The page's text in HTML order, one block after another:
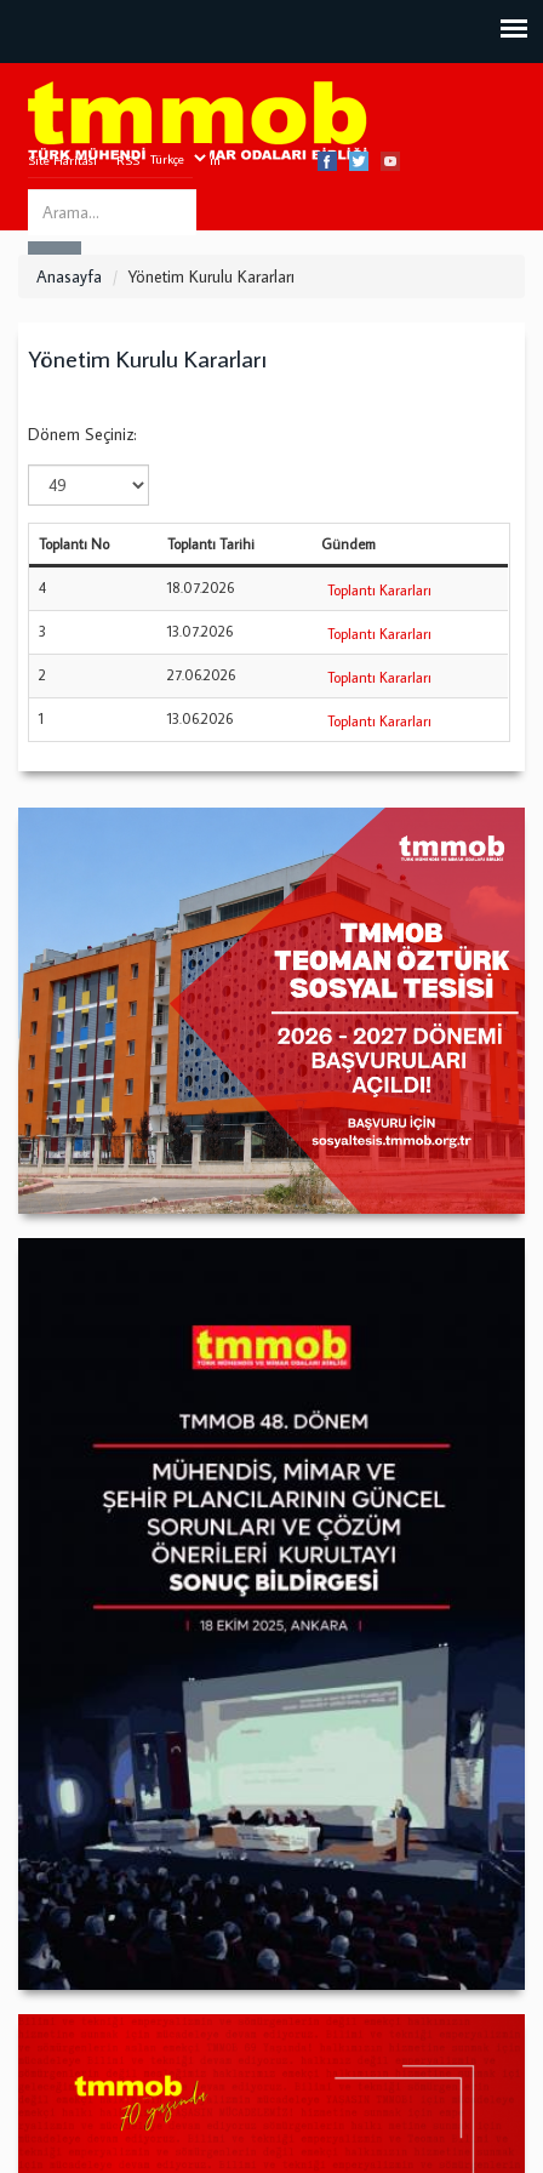
Site Haritası RSS Bize Ulaşın
Search
this
Anasayfa Yönetim Kurulu Kararları
Yönetim Kurulu Kararları
Dönem Seçiniz:
Toplantı No Toplantı Tarihi Gündem
4 18.07.2026 Toplantı Kararları
3 13.07.2026 Toplantı Kararları
2 27.06.2026 Toplantı Kararları
1 13.06.2026 Toplantı Kararları